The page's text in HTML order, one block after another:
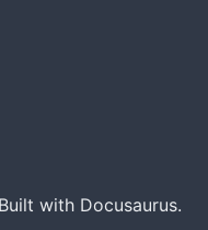
with Docusaurus.